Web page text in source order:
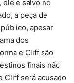
ele é salvo no
a peça de
apesar
dos
e Cliff são
finais não
Cliff será acusado